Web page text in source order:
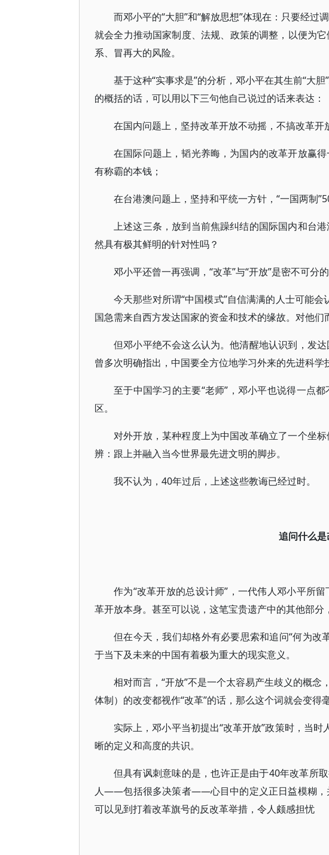
而邓小平的“大胆”和“解放思想”体现在：只要经
就会全力推动国家制度、法规、政策的调整，以便为
系、冒再大的风险。
基于这种“实事求是”的分析，邓小平在其生前“大
的概括的话，可以用以下三句他自己说过的话来表达：
在国内问题上，坚持改革开放不动摇，不搞改革开
在国际问题上，韬光养晦，为国内的改革开放赢
有称霸的本钱；
在台港澳问题上，坚持和平统一方针，“一国两制
上述这三条，放到当前焦躁纠结的国际国内和台
然具有极其鲜明的针对性吗？
邓小平还曾一再强调，“改革”与“开放”是密不可分的
今天那些对所谓“中国模式”自信满满的人士可能
国急需来自西方发达国家的资金和技术的缘故。对他们
但邓小平绝不会这么认为。他清醒地认识到，发
曾多次明确指出，中国要全方位地学习外来的先进科学
至于中国学习的主要“老师”，邓小平也说得一点
区。
对外开放，某种程度上为中国改革确立了一个坐
辨：跟上并融入当今世界最先进文明的脚步。
我不认为，40年过后，上述这些教诲已经过时。
追问什么
作为“改革开放的总设计师”，一代伟人邓小平所
革开放本身。甚至可以说，这笔宝贵遗产中的其他部分
但在今天，我们却格外有必要思索和追问“何为
于当下及未来的中国有着极为重大的现实意义。
相对而言，“开放”不是一个太容易产生歧义的概
体制）的改变都视作“改革”的话，那么这个词就会变得
实际上，邓小平当初提出“改革开放”政策时，当时
晰的定义和高度的共识。
但具有讽刺意味的是，也许正是由于40年改革所
人——包括很多决策者——心目中的定义正日益模糊，
可以见到打着改革旗号的反改革举措，令人颇感担忧